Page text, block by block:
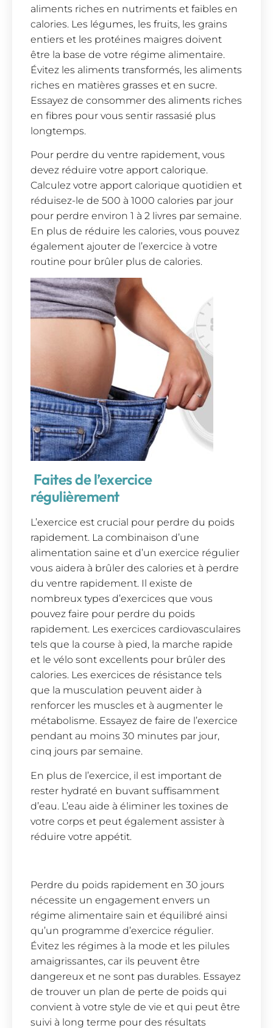
aliments riches en nutriments et faibles en
calories. Les légumes, les fruits, les grains
entiers et les protéines maigres doivent
être la base de votre régime alimentaire.
Évitez les aliments transformés, les aliments
riches en matières grasses et en sucre.
Essayez de consommer des aliments riches
en fibres pour vous sentir rassasié plus
longtemps.
Pour perdre du ventre rapidement, vous
devez réduire votre apport calorique.
Calculez votre apport calorique quotidien et
réduisez-le de 500 à 1000 calories par jour
pour perdre environ 1 à 2 livres par semaine.
En plus de réduire les calories, vous pouvez
également ajouter de l’exercice à votre
routine pour brûler plus de calories.
Faites de l’exercice
régulièrement
L’exercice est crucial pour perdre du poids
rapidement. La combinaison d’une
alimentation saine et d’un exercice régulier
vous aidera à brûler des calories et à perdre
du ventre rapidement. Il existe de
nombreux types d’exercices que vous
pouvez faire pour perdre du poids
rapidement. Les exercices cardiovasculaires
tels que la course à pied, la marche rapide
et le vélo sont excellents pour brûler des
calories. Les exercices de résistance tels
que la musculation peuvent aider à
renforcer les muscles et à augmenter le
métabolisme. Essayez de faire de l’exercice
pendant au moins 30 minutes par jour,
cinq jours par semaine.
En plus de l’exercice, il est important de
rester hydraté en buvant suffisamment
d’eau. L’eau aide à éliminer les toxines de
votre corps et peut également assister à
réduire votre appétit.
Perdre du poids rapidement en 30 jours
nécessite un engagement envers un
régime alimentaire sain et équilibré ainsi
qu’un programme d’exercice régulier.
Évitez les régimes à la mode et les pilules
amaigrissantes, car ils peuvent être
dangereux et ne sont pas durables. Essayez
de trouver un plan de perte de poids qui
convient à votre style de vie et qui peut être
suivi à long terme pour des résultats